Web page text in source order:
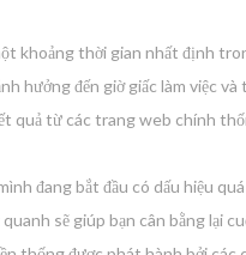
khoảng thời gian nhất định
hưởng đến giờ giấc làm việc
quả từ các trang web chính
đang bắt đầu có dấu hiệu
sẽ giúp bạn cân bằng lại